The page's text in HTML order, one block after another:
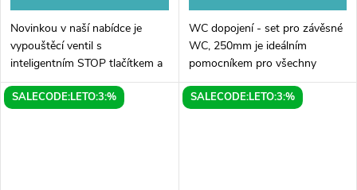
Novinkou v naší nabídce je
vypouštěcí ventil s
inteligentním STOP tlačítkem a
elegantním chromovým
designem. Tento ventil je ideální
WC dopojení - set pro závěsné
WC, 250mm je ideálním
pomocníkem pro všechny
majitele závěsných toalet.
Sestává z 250mm dlouhého
SALECODE:LETO:3:% SALECODE:LETO:3:%